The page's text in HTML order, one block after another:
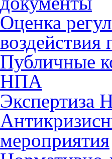
Оценка
воздействия
Публичные
НПА
Экспертиза
мероприятия